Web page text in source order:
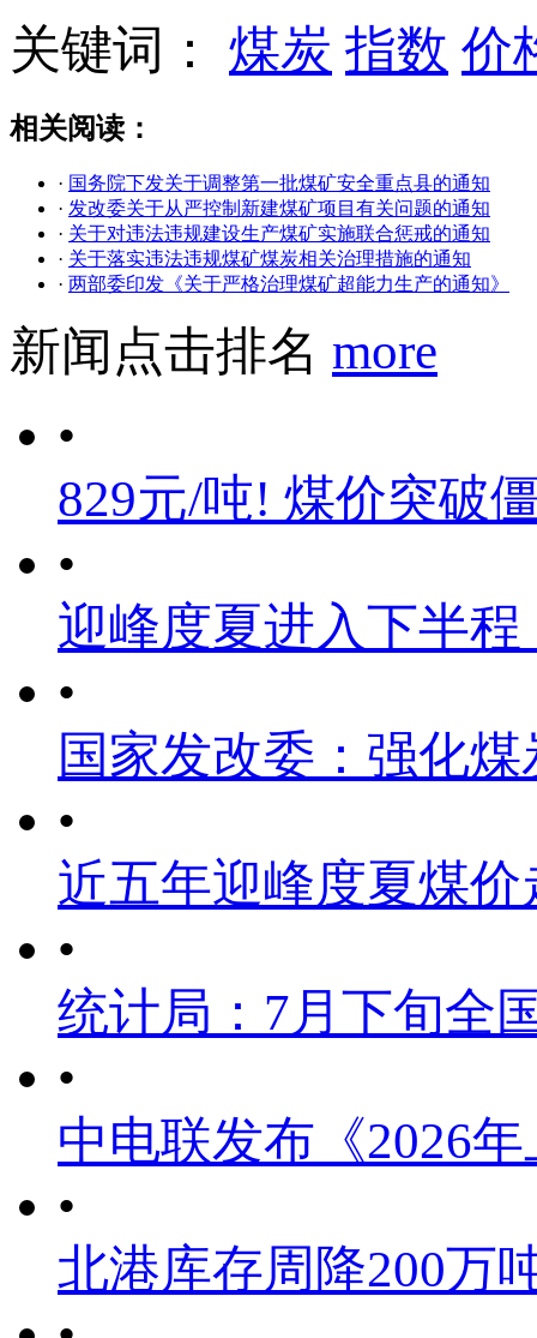
关键词： 煤炭 指数 价
相关阅读：
· 国务院下发关于调整第一批煤矿安全重点县的通知
· 发改委关于从严控制新建煤矿项目有关问题的通知
· 关于对违法违规建设生产煤矿实施联合惩戒的通知
· 关于落实违法违规煤矿煤炭相关治理措施的通知
· 两部委印发《关于严格治理煤矿超能力生产的通知》
新闻点击排名 more
•
829元/吨! 煤价突破
•
迎峰度夏进入下半
•
国家发改委：强化
•
近五年迎峰度夏煤价
•
统计局：7月下旬全
•
中电联发布《2026
•
北港库存周降200万